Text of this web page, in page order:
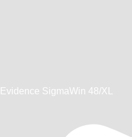
Evidence SigmaWin 48/XL